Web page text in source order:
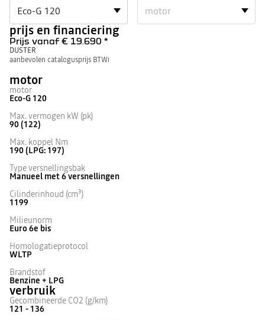
prijs en financiering
Prijs vanaf € 19.690 *
DUSTER
aanbevolen catalogusprijs BTWi
motor
motor
Eco-G 120
Max. vermogen kW (pk)
90 (122)
Max. koppel Nm
190 (LPG: 197)
Type versnellingsbak
Manueel met 6 versnellingen
Cilinderinhoud (cm³)
1199
Milieunorm
Euro 6e bis
Homologatieprotocol
WLTP
Brandstof
Benzine + LPG
verbruik
Gecombineerde CO2 (g/km)
121 - 136